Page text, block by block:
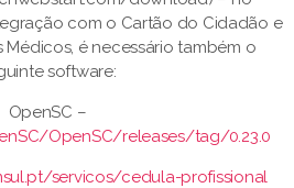
com o Cartão do Cidadão e
é necessário também o
software:
OpenSC –
OpenSC/releases/tag/0.23.0
servicos/cedula-profissional